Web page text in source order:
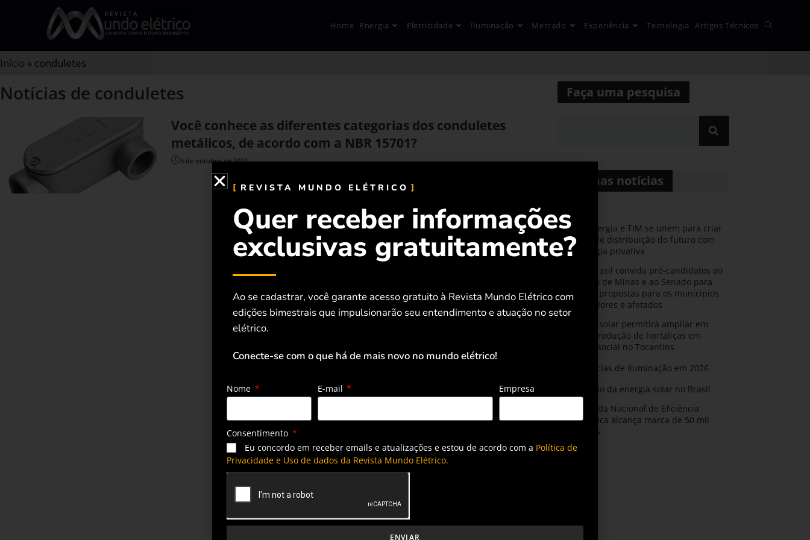
Home Energia Eletricidade Iluminação Mercado Experiência Tecnologia Artigos Técnicos
Início » conduletes
Notícias de conduletes
Você conhece as diferentes categorias dos conduletes
metálicos, de acordo com a NBR 15701?
5 de outubro de 2021
Faça uma pesquisa
Últimas notícias
CPFL Energia e TIM se unem para criar
a rede de distribuição do futuro com
tecnologia privativa
AMIG Brasil convida pré-candidatos ao
Governo de Minas e ao Senado para
discutir propostas para os municípios
mineradores e afetados
Energia solar permitirá ampliar em
25% a produção de hortaliças em
projeto social no Tocantins
Tendências de Iluminação em 2026
Expansão da energia solar no Brasil
Olimpíada Nacional de Eficiência
Energética alcança marca de 50 mil
inscritos
REVISTA MUNDO ELÉTRICO
Quer receber informações
exclusivas gratuitamente?
Ao se cadastrar, você garante acesso gratuito à Revista Mundo Elétrico com
edições bimestrais que impulsionarão seu entendimento e atuação no setor
elétrico.
Conecte-se com o que há de mais novo no mundo elétrico!
Nome E-mail Empresa
Consentimento
Eu concordo em receber emails e atualizações e estou de acordo com a Política de
Privacidade e Uso de dados da Revista Mundo Elétrico.
ENVIAR